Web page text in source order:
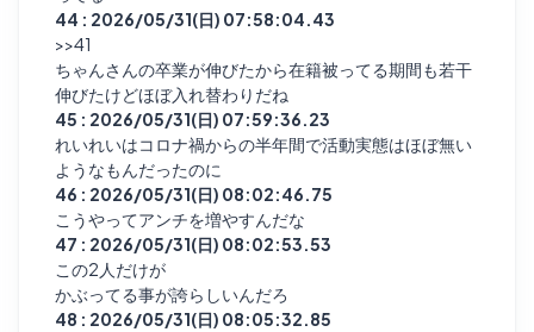
44 : 2026/05/31(日) 07:58:04.43
>>41
ちゃんさんの卒業が伸びたから在籍被ってる期間も若干
伸びたけどほぼ入れ替わりだね
45 : 2026/05/31(日) 07:59:36.23
れいれいはコロナ禍からの半年間で活動実態はほぼ無い
ようなもんだったのに
46 : 2026/05/31(日) 08:02:46.75
こうやってアンチを増やすんだな
47 : 2026/05/31(日) 08:02:53.53
この2人だけが
かぶってる事が誇らしいんだろ
48 : 2026/05/31(日) 08:05:32.85